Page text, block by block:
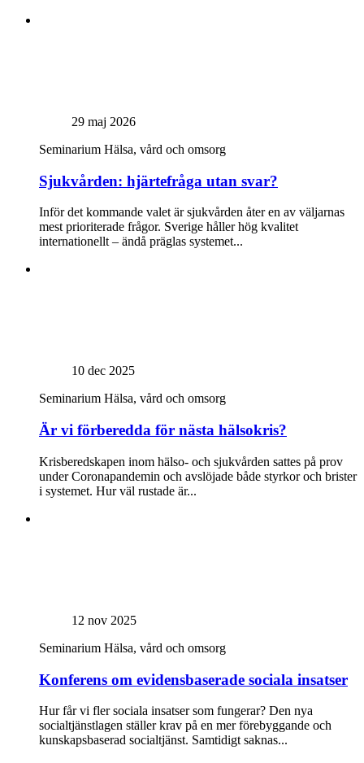
29 maj 2026
Seminarium Hälsa, vård och omsorg
Sjukvården: hjärtefråga utan svar?
Inför det kommande valet är sjukvården åter en av väljarnas
mest prioriterade frågor. Sverige håller hög kvalitet
internationellt – ändå präglas systemet...
10 dec 2025
Seminarium Hälsa, vård och omsorg
Är vi förberedda för nästa hälsokris?
Krisberedskapen inom hälso- och sjukvården sattes på prov
under Coronapandemin och avslöjade både styrkor och brister
i systemet. Hur väl rustade är...
12 nov 2025
Seminarium Hälsa, vård och omsorg
Konferens om evidensbaserade sociala insatser
Hur får vi fler sociala insatser som fungerar? Den nya
socialtjänstlagen ställer krav på en mer förebyggande och
kunskapsbaserad socialtjänst. Samtidigt saknas...